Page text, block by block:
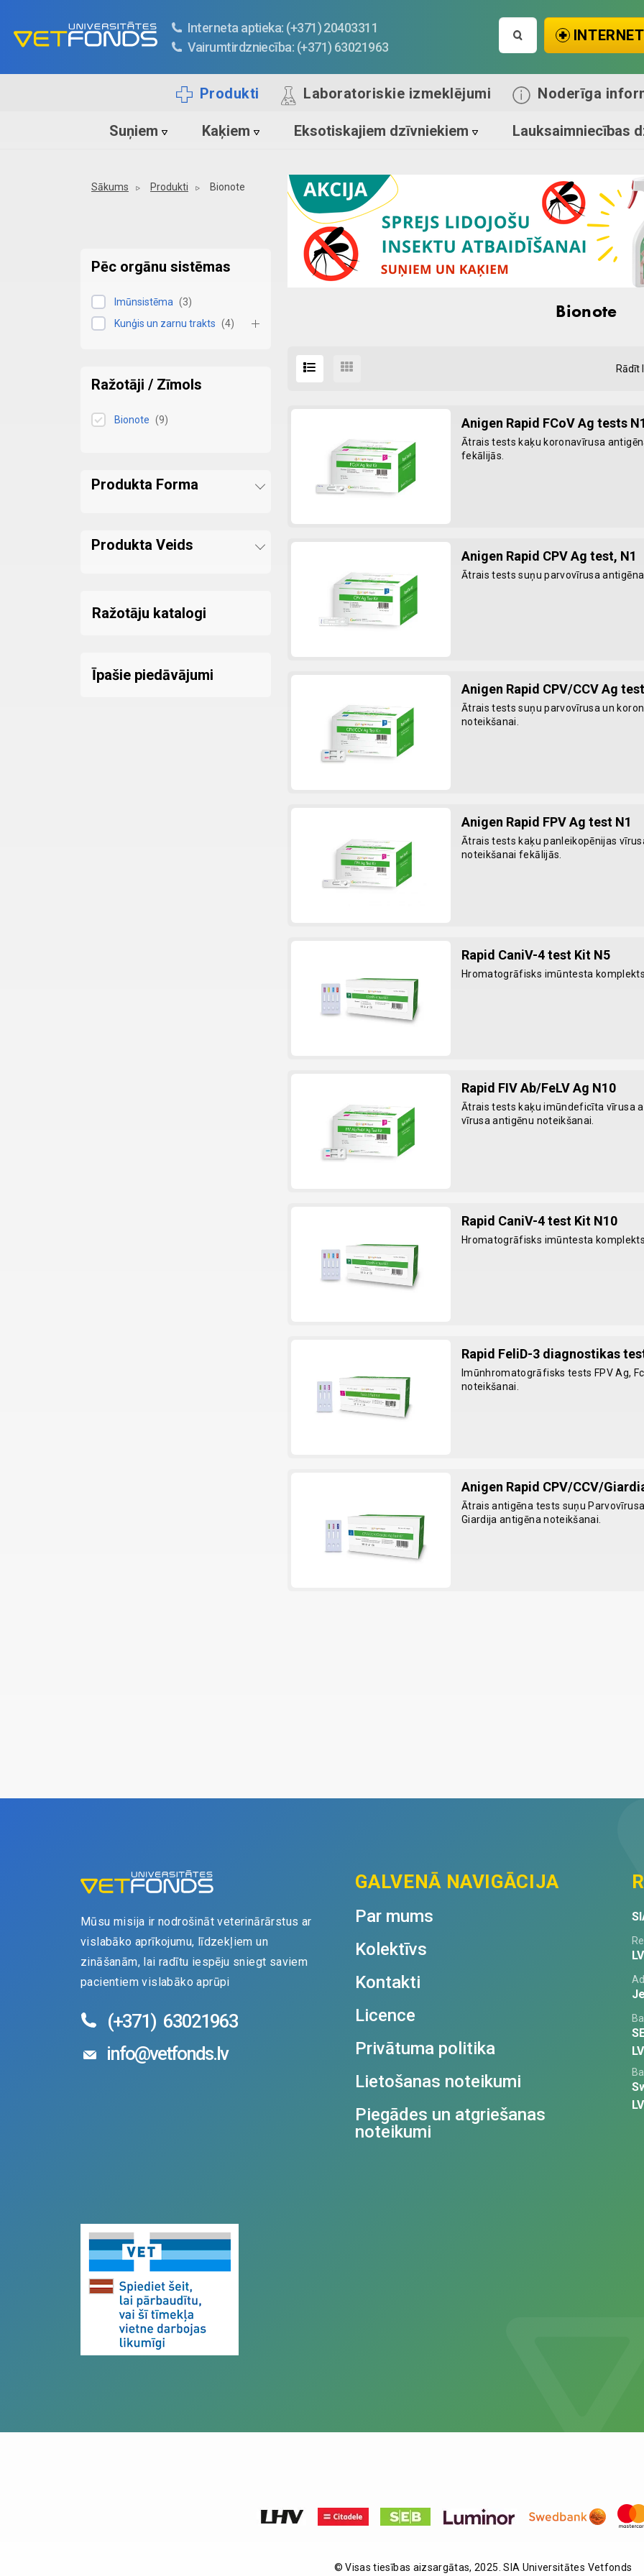
Interneta aptieka: (+371) 20403311
Vairumtirdzniecība: (+371) 63021963
Produkti Laboratoriskie izmeklējumi Noderīga
Suņiem Kaķiem Eksotiskajiem dzīvniekiem Lauksaimniecības
Bionote
Rādīt
Anigen Rapid FCoV Ag tests N1
Ātrais tests kaķu koronavīrusa
fekālijās.
Anigen Rapid CPV Ag test, N1
Ātrais tests suņu parvovīrusa
Anigen Rapid CPV/CCV Ag
Ātrais tests suņu parvovīrusa un
noteikšanai.
Anigen Rapid FPV Ag test N1
Ātrais tests kaķu panleikopēnijas
noteikšanai fekālijās.
Rapid CaniV-4 test Kit N5
Hromatogrāfisks imūntesta komplekts.
Rapid FIV Ab/FeLV Ag N10
Ātrais tests kaķu imūndeficīta vīrusa
vīrusa antigēnu noteikšanai.
Rapid CaniV-4 test Kit N10
Hromatogrāfisks imūntesta komplekts.
Rapid FeliD-3 diagnostikas
Imūnhromatogrāfisks tests FPV Ag,
noteikšanai.
Anigen Rapid CPV/CCV/
Ātrais antigēna tests suņu
Giardija antigēna noteikšanai.
Sākums Produkti Bionote
Pēc orgānu sistēmas
Imūnsistēma (3)
Kunģis un zarnu trakts (4)
Ražotāji / Zīmols
Bionote (9)
Produkta Forma
Produkta Veids
Ražotāju katalogi
Īpašie piedāvājumi
Mūsu misija ir nodrošināt veterinārārstus ar
vislabāko aprīkojumu, līdzekļiem un
zināšanām, lai radītu iespēju sniegt saviem
pacientiem vislabāko aprūpi
(+371) 63021963
info@vetfonds.lv
GALVENĀ NAVIGĀCIJA
Par mums
Kolektīvs
Kontakti
Licence
Privātuma politika
Lietošanas noteikumi
Piegādes un atgriešanas
noteikumi
© Visas tiesības aizsargātas, 2025. SIA Universitātes Vetfonds